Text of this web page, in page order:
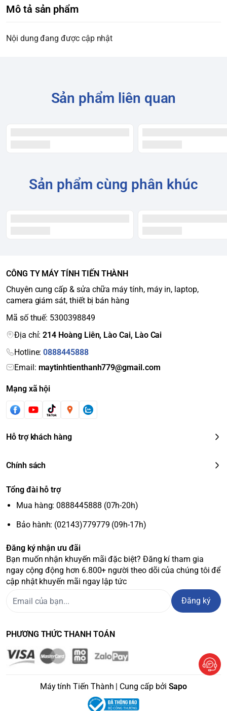
Mô tả sản phẩm
Nội dung đang được cập nhật
Sản phẩm liên quan
Sản phẩm cùng phân khúc
CÔNG TY MÁY TÍNH TIẾN THÀNH
Chuyên cung cấp & sửa chữa máy tính, máy in, laptop,
camera giám sát, thiết bị bán hàng
Mã số thuế: 5300398849
Địa chỉ:214 Hoàng Liên, Lào Cai, Lào Cai
Hotline:0888445888
Email: maytinhtienthanh779@gmail.com
Mạng xã hội
Hỗ trợ khách hàng
Chính sách
Tổng đài hỗ trợ
Mua hàng: 0888445888 (07h-20h)
Bảo hành: (02143)779779 (09h-17h)
Đăng ký nhận ưu đãi
Bạn muốn nhận khuyến mãi đặc biệt? Đăng kí tham gia
ngay cộng động hơn 6.800+ người theo dõi của chúng tôi để
cập nhật khuyến mãi ngay lập tức
Đăng ký
PHƯƠNG THỨC THANH TOÁN
Máy tính Tiến Thành | Cung cấp bởi Sapo